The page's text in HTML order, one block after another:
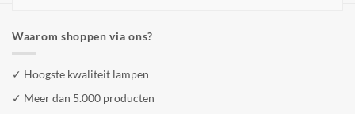
Waarom shoppen via ons?
✓ Hoogste kwaliteit lampen
✓ Meer dan 5.000 producten